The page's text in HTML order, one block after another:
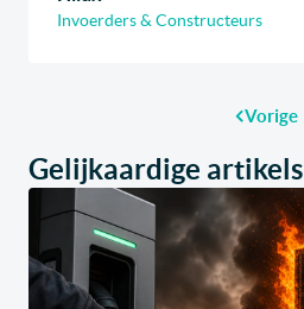
Invoerders & Constructeurs
Vorige
Gelijkaardige artikels